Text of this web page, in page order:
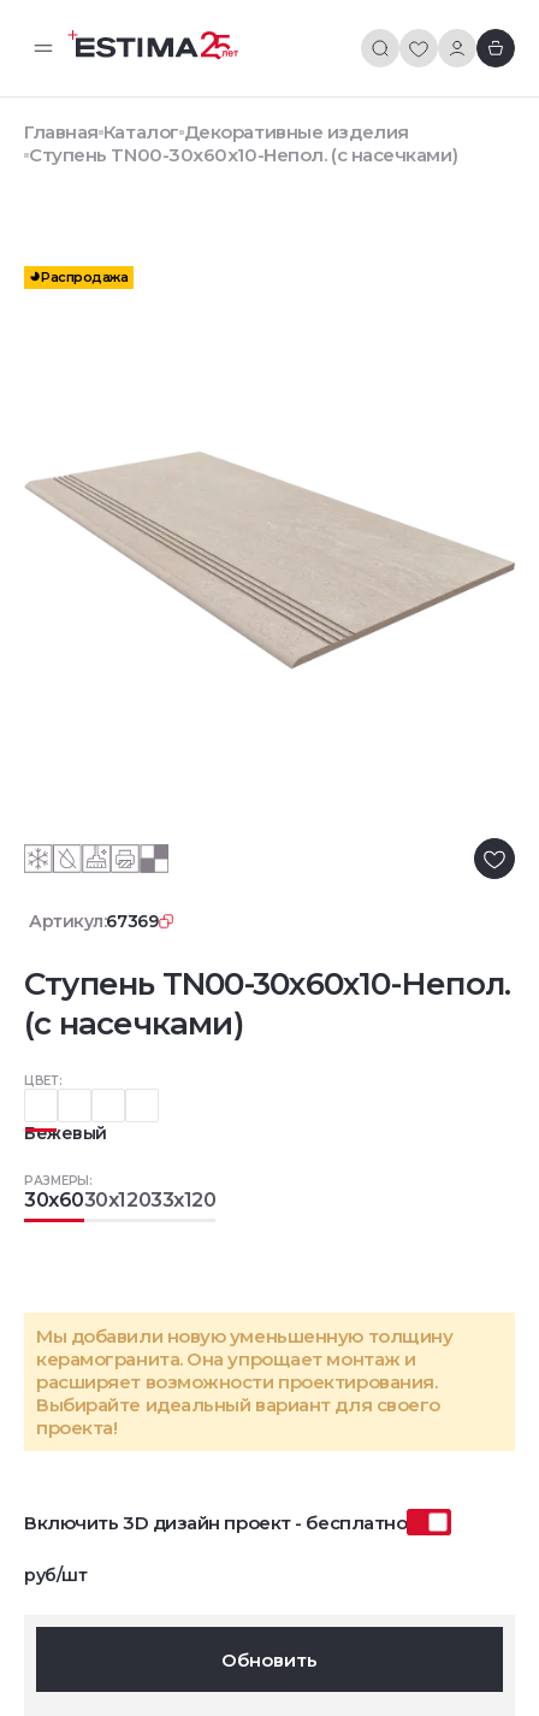
Главная Каталог Декоративные изделия
Ступень TN00-30x60x10-Непол. (с насечками)
Распродажа
Артикул:67369
Ступень TN00-30x60x10-Непол.
(с насечками)
ЦВЕТ:
Бежевый
РАЗМЕРЫ:
30x6030x12033x120
Мы добавили новую уменьшенную толщину
керамогранита. Она упрощает монтаж и
расширяет возможности проектирования.
Выбирайте идеальный вариант для своего
проекта!
Включить 3D дизайн проект - бесплатно
руб/шт
Обновить